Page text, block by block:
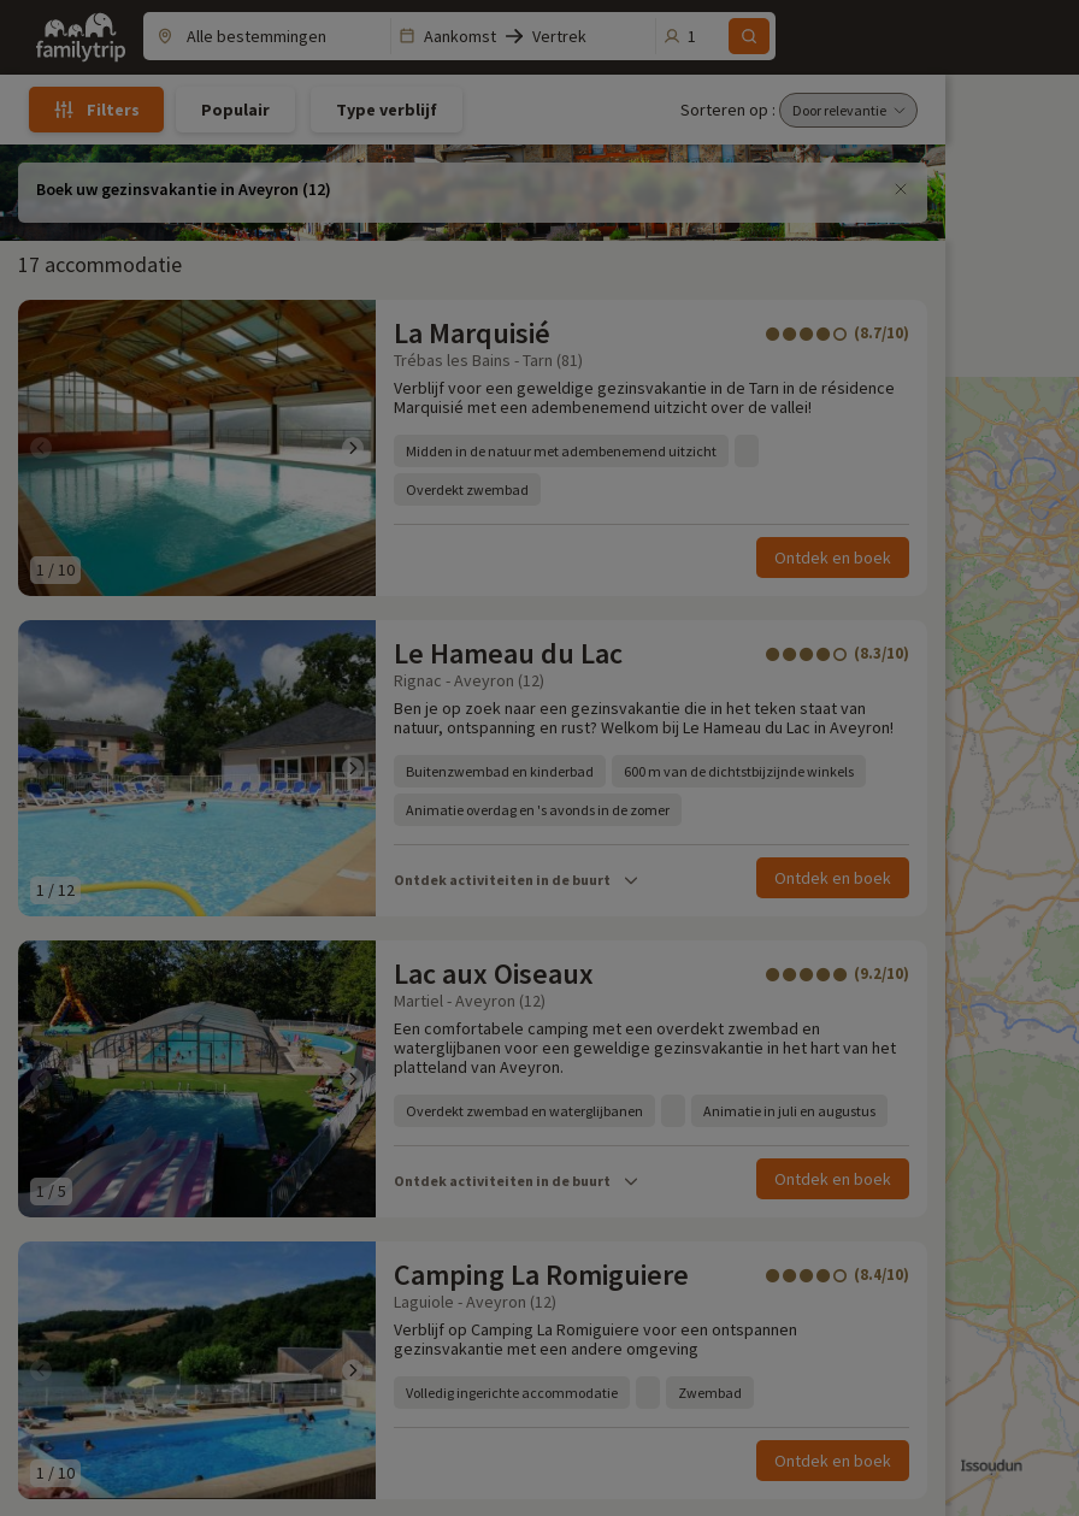
Family
trip
Aankomst Vertrek 1
Filters Populair Type verblijf Sorteren op :
Boek uw gezinsvakantie in Aveyron (12)
17 accommodatie
1 / 10
La Marquisié (8.7/10)
Trébas les Bains - Tarn (81)
Verblijf voor een geweldige gezinsvakantie in de Tarn in de résidence
Marquisié met een adembenemend uitzicht over de vallei!
Midden in de natuur met adembenemend uitzicht
Overdekt zwembad
Ontdek en boek
1 /12
Le Hameau du Lac (8.3/10)
Rignac - Aveyron (12)
Ben je op zoek naar een gezinsvakantie die in het teken staat van
natuur, ontspanning en rust? Welkom bij Le Hameau du Lac in Aveyron!
Buitenzwembad en kinderbad 600 m van de dichtstbijzijnde winkels
Animatie overdag en 's avonds in de zomer
Ontdek activiteiten in de buurt Ontdek en boek
1/5
Lac aux Oiseaux (9.2/10)
Martiel - Aveyron (12)
Een comfortabele camping met een overdekt zwembad en
waterglijbanen voor een geweldige gezinsvakantie in het hart van het
platteland van Aveyron.
Overdekt zwembad en waterglijbanen Animatie in juli en augustus
Ontdek activiteiten in de buurt Ontdek en boek
1 /10
Camping La Romiguiere (8.4/10)
Laguiole - Aveyron (12)
Verblijf op Camping La Romiguiere voor een ontspannen
gezinsvakantie met een andere omgeving
Volledig ingerichte accommodatie Zwembad
Ontdek en boek